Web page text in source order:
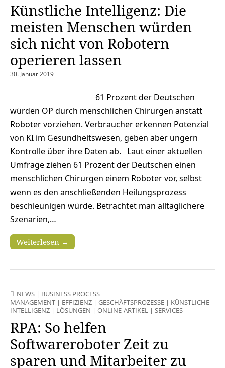
Künstliche Intelligenz: Die
meisten Menschen würden
sich nicht von Robotern
operieren lassen
30. Januar 2019
61 Prozent der Deutschen
würden OP durch menschlichen Chirurgen anstatt
Roboter vorziehen. Verbraucher erkennen Potenzial
von KI im Gesundheitswesen, geben aber ungern
Kontrolle über ihre Daten ab. Laut einer aktuellen
Umfrage ziehen 61 Prozent der Deutschen einen
menschlichen Chirurgen einem Roboter vor, selbst
wenn es den anschließenden Heilungsprozess
beschleunigen würde. Betrachtet man alltäglichere
Szenarien,…
Weiterlesen →
NEWS | BUSINESS PROCESS
MANAGEMENT | EFFIZIENZ | GESCHÄFTSPROZESSE | KÜNSTLICHE
INTELLIGENZ | LÖSUNGEN | ONLINE-ARTIKEL | SERVICES
RPA: So helfen
Softwareroboter Zeit zu
sparen und Mitarbeiter zu